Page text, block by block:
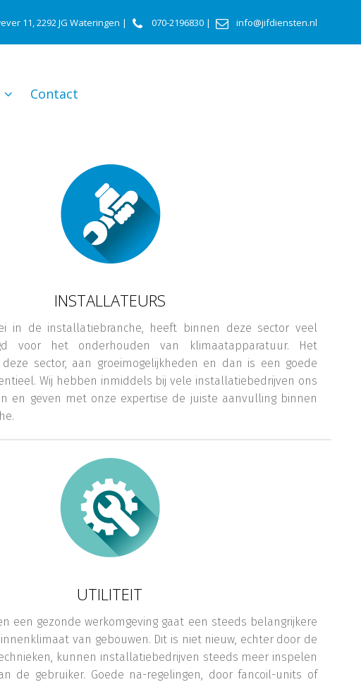
11, 2292 JG Wateringen | 070-2196830 | info@jifdiensten.nl
Contact
INSTALLATEURS
in de installatiebranche, heeft binnen deze sector veel
voor het onderhouden van klimaatapparatuur. Het
sector, aan groeimogelijkheden en dan is een goede
Wij hebben inmiddels bij vele installatiebedrijven ons
en geven met onze expertise de juiste aanvulling binnen
UTILITEIT
een gezonde werkomgeving gaat een steeds belangrijkere
van gebouwen. Dit is niet nieuw, echter door de
kunnen installatiebedrijven steeds meer inspelen
de gebruiker. Goede na-regelingen, door fancoil-units of